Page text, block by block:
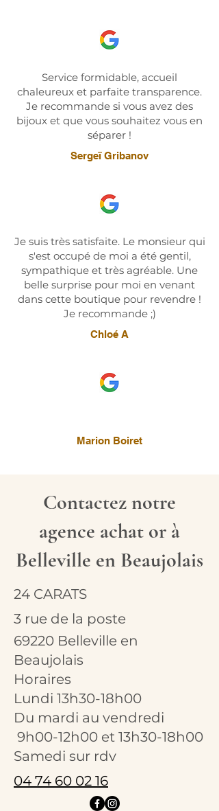
Service formidable, accueil
chaleureux et parfaite transparence.
Je recommande si vous avez des
bijoux et que vous souhaitez vous en
séparer !
Sergeï Gribanov
Je suis très satisfaite. Le monsieur qui
s'est occupé de moi a été gentil,
sympathique et très agréable. Une
belle surprise pour moi en venant
dans cette boutique pour revendre !
Je recommande ;)
Chloé A
Marion Boiret
Contactez notre
agence achat or à
Belleville en Beaujolais
24 CARATS
3 rue de la poste
69220 Belleville en
Beaujolais
Horaires
Lundi 13h30-18h00
Du mardi au vendredi
9h00-12h00 et 13h30-18h00
Samedi sur rdv
04 74 60 02 16